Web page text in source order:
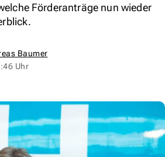
Förderanträge nun wieder
Baumer
Uhr